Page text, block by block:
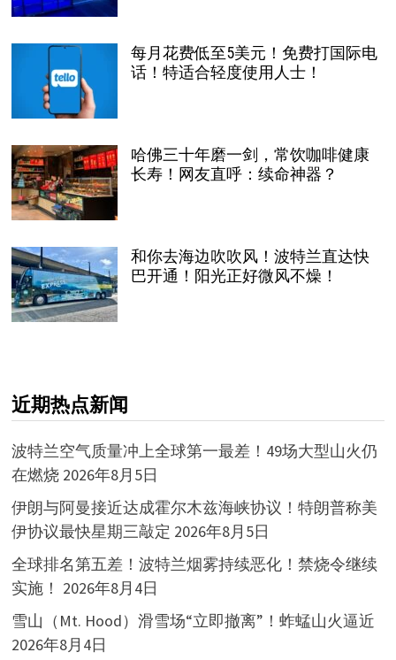
每月花费低至5美元！免费打国际电
话！特适合轻度使用人士！
哈佛三十年磨一剑，常饮咖啡健康
长寿！网友直呼：续命神器？
和你去海边吹吹风！波特兰直达快
巴开通！阳光正好微风不燥！
近期热点新闻
波特兰空气质量冲上全球第一最差！49场大型山火仍
在燃烧 2026年8月5日
伊朗与阿曼接近达成霍尔木兹海峡协议！特朗普称美
伊协议最快星期三敲定 2026年8月5日
全球排名第五差！波特兰烟雾持续恶化！禁烧令继续
实施！ 2026年8月4日
雪山（Mt. Hood）滑雪场“立即撤离”！蚱蜢山火逼近
2026年8月4日